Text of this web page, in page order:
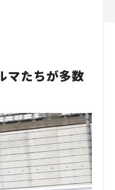
マたちが多数